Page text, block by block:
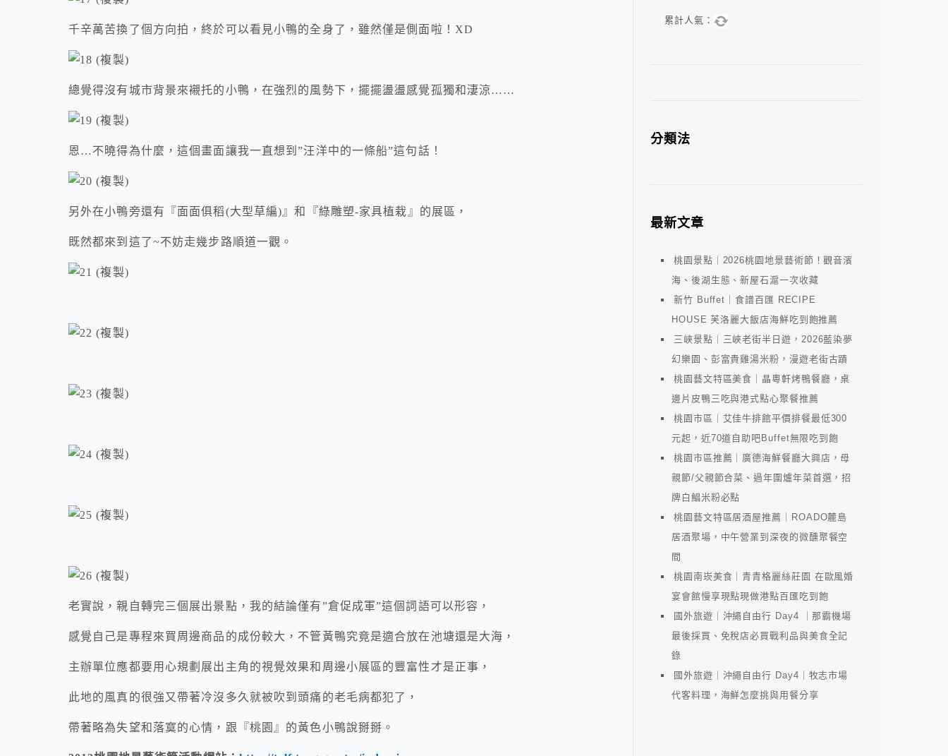
千辛萬苦換了個方向拍，終於可以看見小鴨的全身了，雖然僅是側面啦！XD
總覺得沒有城市背景來襯托的小鴨，在強烈的風勢下，擺擺盪盪感覺孤獨和淒涼……
恩…不曉得為什麼，這個畫面讓我一直想到”汪洋中的一條船”這句話！
另外在小鴨旁還有『面面俱稻(大型草編)』和『綠雕塑-家具植栽』的展區，
既然都來到這了~不妨走幾步路順道一觀。
老實說，親自轉完三個展出景點，我的結論僅有”倉促成軍”這個詞語可以形容，
感覺自己是專程來買周邊商品的成份較大，不管黃鴨究竟是適合放在池塘還是大海，
主辦單位應都要用心規劃展出主角的視覺效果和周邊小展區的豐富性才是正事，
此地的風真的很強又帶著冷沒多久就被吹到頭痛的老毛病都犯了，
帶著略為失望和落寞的心情，跟『桃園』的黃色小鴨說掰掰。
累計人氣：
分類法
最新文章
桃園景點｜2026桃園地景藝術節！觀音濱
海、後湖生態、新屋石滬一次收藏
新竹 Buffet｜食譜百匯 RECIPE
HOUSE 芙洛麗大飯店海鮮吃到飽推薦
三峽景點｜三峽老街半日遊，2026藍染夢
幻樂園、彭富貴雞湯米粉，漫遊老街古蹟
桃園藝文特區美食｜晶粵軒烤鴨餐廳，桌
邊片皮鴨三吃與港式點心聚餐推薦
桃園市區｜艾佳牛排館平價排餐最低300
元起，近70道自助吧Buffet無限吃到飽
桃園市區推薦｜廣德海鮮餐廳大興店，母
親節/父親節合菜、過年圍爐年菜首選，招
牌白鯧米粉必點
桃園藝文特區居酒屋推薦｜ROADO麓島
居酒聚場，中午營業到深夜的微醺聚餐空
間
桃園南崁美食｜青青格麗絲莊園 在歐風婚
宴會館慢享現點現做港點百匯吃到飽
國外旅遊｜沖繩自由行 Day4 ｜那霸機場
最後採買、免稅店必買戰利品與美食全記
錄
國外旅遊｜沖繩自由行 Day4｜牧志市場
代客料理，海鮮怎麼挑與用餐分享